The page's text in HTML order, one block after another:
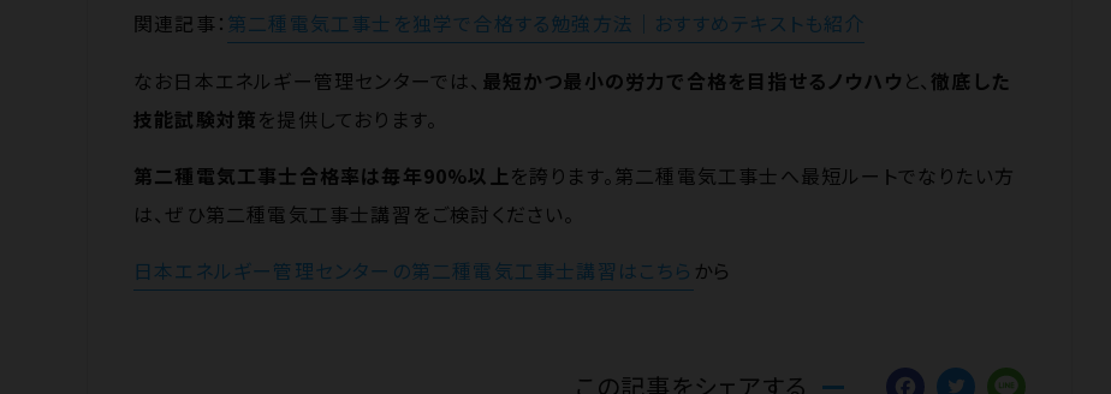
関連記事： 第二種電気工事士を独学で合格する勉強方法｜おすすめテキストも紹介
なお日本エネルギー管理センターでは、 最短かつ最小の労力で合格を目指せるノウハウ と、 徹底した
技能試験対策を提供しております。
第二種電気工事士合格率は毎年90%以上を誇ります。第二種電気工事士へ最短ルートでなりたい方
は、ぜひ第二種電気工事士講習をご検討ください。
日本エネルギー管理センターの第二種電気工事士講習はこちら から
この記事をシェアする